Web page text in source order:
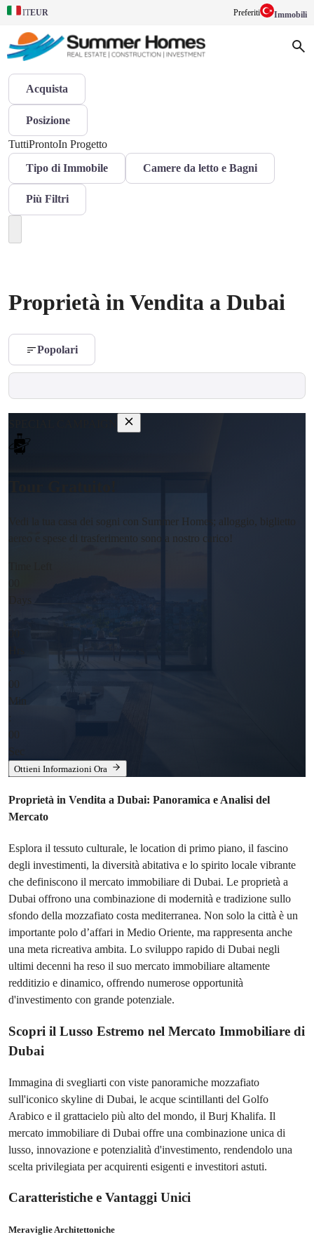
ITEUR Preferiti Immobili
Acquista
Posizione
TuttiProntoIn Progetto
Tipo di Immobile Camere da letto e Bagni
Più Filtri
Proprietà in Vendita a Dubai
Popolari
Vedi la tua casa dei sogni con Summer Homes; alloggio, biglietto
aereo e spese di trasferimento sono a nostro carico!
00
:
00
Min
:
00
Ottieni Informazioni Ora
Proprietà in Vendita a Dubai: Panoramica e Analisi del
Mercato
Esplora il tessuto culturale, le location di primo piano, il fascino
degli investimenti, la diversità abitativa e lo spirito locale vibrante
che definiscono il mercato immobiliare di Dubai. Le proprietà a
Dubai offrono una combinazione di modernità e tradizione sullo
sfondo della mozzafiato costa mediterranea. Non solo la città è un
importante polo d’affari in Medio Oriente, ma rappresenta anche
una meta ricreativa ambita. Lo sviluppo rapido di Dubai negli
ultimi decenni ha reso il suo mercato immobiliare altamente
redditizio e dinamico, offrendo numerose opportunità
d'investimento con grande potenziale.
Scopri il Lusso Estremo nel Mercato Immobiliare di
Dubai
Immagina di svegliarti con viste panoramiche mozzafiato
sull'iconico skyline di Dubai, le acque scintillanti del Golfo
Arabico e il grattacielo più alto del mondo, il Burj Khalifa. Il
mercato immobiliare di Dubai offre una combinazione unica di
lusso, innovazione e potenzialità d'investimento, rendendolo una
scelta privilegiata per acquirenti esigenti e investitori astuti.
Caratteristiche e Vantaggi Unici
Meraviglie Architettoniche